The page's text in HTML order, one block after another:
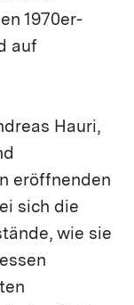
1970er-
auf
Hauri,
eröffnenden
sich die
wie sie